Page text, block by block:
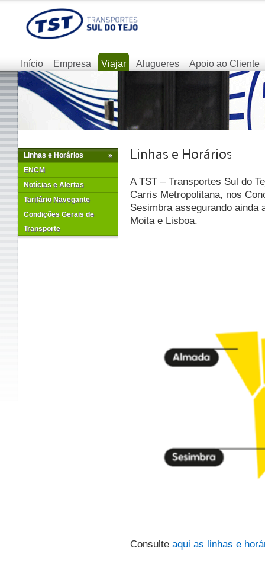
Início Empresa Viajar Alugueres Apoio ao Cliente
»
Linhas e Horários
ENCM
Notícias e Alertas
Tarifário Navegante
Condições Gerais de
Transporte
A TST – Transportes Sul do
Carris Metropolitana, nos
Sesimbra assegurando ainda
Moita e Lisboa.
Consulte aqui as linhas e